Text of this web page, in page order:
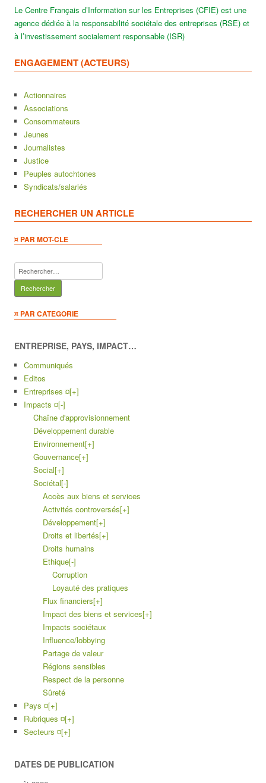
Le Centre Français d’Information sur les Entreprises (CFIE) est une
agence dédiée à la responsabilité sociétale des entreprises (RSE) et
à l’investissement socialement responsable (ISR)
ENGAGEMENT (ACTEURS)
Actionnaires
Associations
Consommateurs
Jeunes
Journalistes
Justice
Peuples autochtones
Syndicats/salariés
RECHERCHER UN ARTICLE
¤ PAR MOT-CLE
Rechercher :
¤ PAR CATEGORIE
ENTREPRISE, PAYS, IMPACT…
Communiqués
Editos
Entreprises ¤[+]
Impacts ¤[-]
Chaîne d'approvisionnement
Développement durable
Environnement[+]
Gouvernance[+]
Social[+]
Sociétal[-]
Accès aux biens et services
Activités controversés[+]
Développement[+]
Droits et libertés[+]
Droits humains
Ethique[-]
Corruption
Loyauté des pratiques
Flux financiers[+]
Impact des biens et services[+]
Impacts sociétaux
Influence/lobbying
Partage de valeur
Régions sensibles
Respect de la personne
Sûreté
Pays ¤[+]
Rubriques ¤[+]
Secteurs ¤[+]
DATES DE PUBLICATION